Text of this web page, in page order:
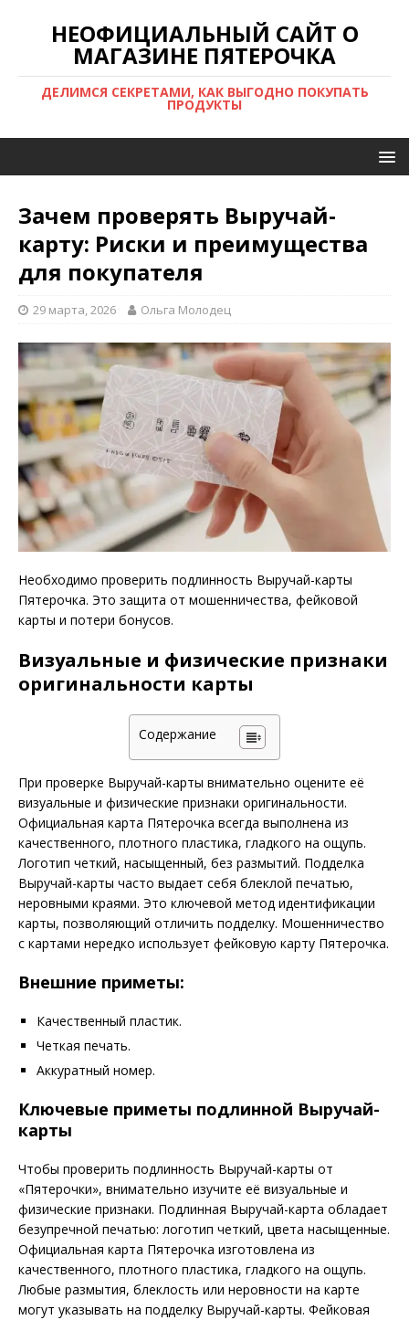
НЕОФИЦИАЛЬНЫЙ САЙТ О
МАГАЗИНЕ ПЯТЕРОЧКА
ДЕЛИМСЯ СЕКРЕТАМИ, КАК ВЫГОДНО ПОКУПАТЬ
ПРОДУКТЫ
Зачем проверять Выручай-
карту: Риски и преимущества
для покупателя
29 марта, 2026 Ольга Молодец
Необходимо проверить подлинность Выручай-карты
Пятерочка. Это защита от мошенничества, фейковой
карты и потери бонусов.
Визуальные и физические признаки
оригинальности карты
Содержание
При проверке Выручай-карты внимательно оцените её
визуальные и физические признаки оригинальности.
Официальная карта Пятерочка всегда выполнена из
качественного, плотного пластика, гладкого на ощупь.
Логотип четкий, насыщенный, без размытий. Подделка
Выручай-карты часто выдает себя блеклой печатью,
неровными краями. Это ключевой метод идентификации
карты, позволяющий отличить подделку. Мошенничество
с картами нередко использует фейковую карту Пятерочка.
Внешние приметы:
Качественный пластик.
Четкая печать.
Аккуратный номер.
Ключевые приметы подлинной Выручай-
карты
Чтобы проверить подлинность Выручай-карты от
«Пятерочки», внимательно изучите её визуальные и
физические признаки. Подлинная Выручай-карта обладает
безупречной печатью: логотип четкий, цвета насыщенные.
Официальная карта Пятерочка изготовлена из
качественного, плотного пластика, гладкого на ощупь.
Любые размытия, блеклость или неровности на карте
могут указывать на подделку Выручай-карты. Фейковая